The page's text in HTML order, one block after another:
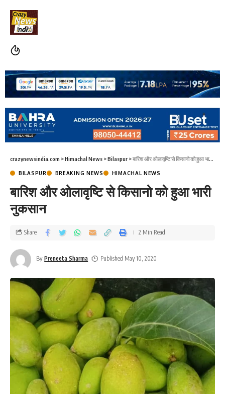
crazynewsindia.com >Himachal News >Bilaspur >बारिश और ओलावृष्टि से किसानो को हुआ भारी नुकसान
BILASPUR BREAKING NEWS HIMACHAL NEWS
बारिश और ओलावृष्टि से किसानो को हुआ भारी
नुकसान
By Preneeta Sharma Published May 10, 2020
Share 2 Min Read